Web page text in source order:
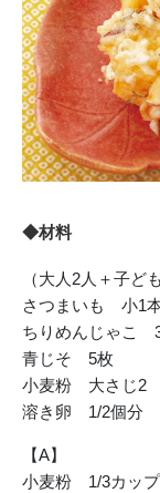
◆材料
（大人2人＋子ど
さつまいも 小1本
ちりめんじゃこ
青じそ 5枚
小麦粉 大さじ2
溶き卵 1/2個分
【A】
小麦粉 1/3カップ